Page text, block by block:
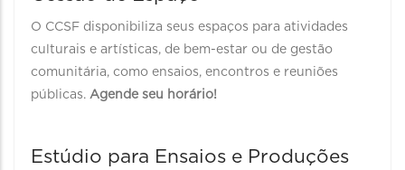
O CCSF disponibiliza seus espaços para atividades
culturais e artísticas, de bem-estar ou de gestão
comunitária, como ensaios, encontros e reuniões
públicas. Agende seu horário!
Estúdio para Ensaios e Produções